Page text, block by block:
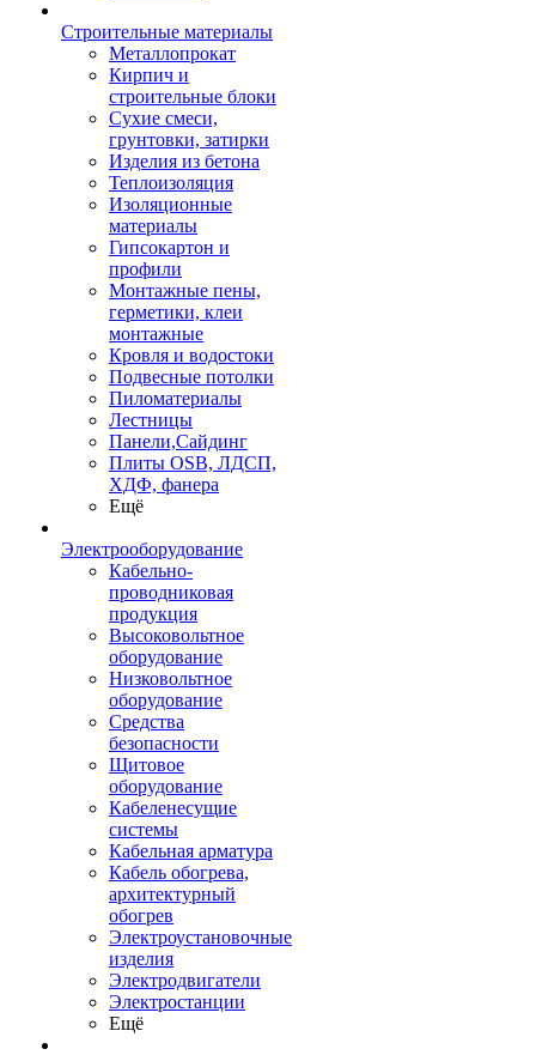
Строительные материалы
Металлопрокат
Кирпич и
строительные блоки
Сухие смеси,
грунтовки, затирки
Изделия из бетона
Теплоизоляция
Изоляционные
материалы
Гипсокартон и
профили
Монтажные пены,
герметики, клеи
монтажные
Кровля и водостоки
Подвесные потолки
Пиломатериалы
Лестницы
Панели,Сайдинг
Плиты OSB, ЛДСП,
ХДФ, фанера
Ещё
Электрооборудование
Кабельно-
проводниковая
продукция
Высоковольтное
оборудование
Низковольтное
оборудование
Средства
безопасности
Щитовое
оборудование
Кабеленесущие
системы
Кабельная арматура
Кабель обогрева,
архитектурный
обогрев
Электроустановочные
изделия
Электродвигатели
Электростанции
Ещё